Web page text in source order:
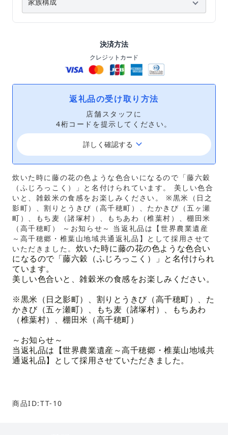
決済方法
クレジットカード
返礼品の受け取り方法
店舗スタッフに
4桁コードを提示してください。
詳しく確認する keyboard_arrow_down
炊いた時に藤の花の色ような色合いになるので「藤六穀
（ふじろっこく）」と名付けられています。 美しい色合
いと、雑穀米の食感をお楽しみください。 ※黒米（日之
影町）、割りとうきび（高千穂町）、たかきび（五ヶ瀬
町）、もち麦（諸塚村）、もちあわ（椎葉村）、棚田米
（高千穂町） ～お知らせ～ 当返礼品は【世界農業遺産
～高千穂郷・椎葉山地域共通返礼品】として採用させて
いただきました。 炊いた時に藤の花の色ような色合い
になるので「藤六穀（ふじろっこく）」と名付けられ
ています。
美しい色合いと、雑穀米の食感をお楽しみください。
※黒米（日之影町）、割りとうきび（高千穂町）、た
かきび（五ヶ瀬町）、もち麦（諸塚村）、もちあわ
（椎葉村）、棚田米（高千穂町）
～お知らせ～
当返礼品は【世界農業遺産～高千穂郷・椎葉山地域共
通返礼品】として採用させていただきました。
商品ID:TT-10